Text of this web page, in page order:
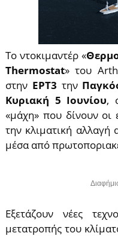
Το ντοκιμαντέρ «
Thermostat» του
στην ΕΡΤ3 την
Κυριακή 5 Ιουνίου,
«μάχη» που δίνουν οι
την κλιματική αλλαγή
μέσα από
Εξετάζουν νέες
μετατροπής του